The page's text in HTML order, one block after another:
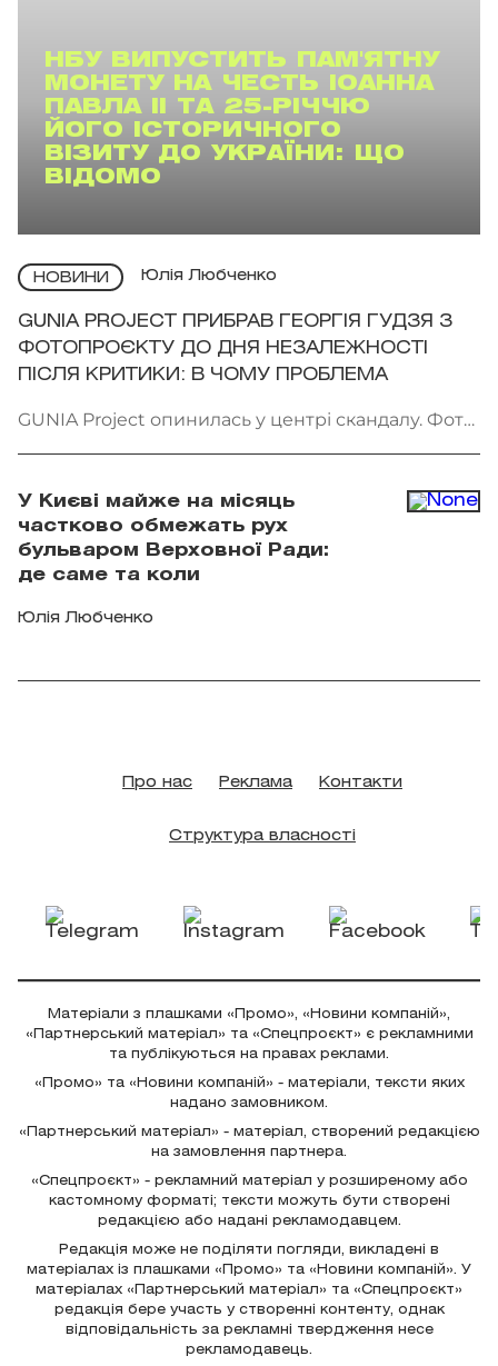
НБУ ВИПУСТИТЬ ПАМ'ЯТНУ
МОНЕТУ НА ЧЕСТЬ ІОАННА
ПАВЛА II ТА 25-РІЧЧЮ
ЙОГО ІСТОРИЧНОГО
ВІЗИТУ ДО УКРАЇНИ: ЩО
ВІДОМО
НОВИНИ Юлія Любченко
GUNIA PROJECT ПРИБРАВ ГЕОРГІЯ ГУДЗЯ З
ФОТОПРОЄКТУ ДО ДНЯ НЕЗАЛЕЖНОСТІ
ПІСЛЯ КРИТИКИ: В ЧОМУ ПРОБЛЕМА
GUNIA Project опинилась у центрі скандалу. Фото:
У Києві майже на місяць
частково обмежать рух
бульваром Верховної Ради:
де саме та коли
Юлія Любченко
Про нас Реклама Контакти
Структура власності
Матеріали з плашками «Промо», «Новини компаній»,
«Партнерський матеріал» та «Спецпроєкт» є рекламними
та публікуються на правах реклами.
«Промо» та «Новини компаній» - матеріали, тексти яких
надано замовником.
«Партнерський матеріал» - матеріал, створений редакцією
на замовлення партнера.
«Спецпроєкт» - рекламний матеріал у розширеному або
кастомному форматі; тексти можуть бути створені
редакцією або надані рекламодавцем.
Редакція може не поділяти погляди, викладені в
матеріалах із плашками «Промо» та «Новини компаній». У
матеріалах «Партнерський матеріал» та «Спецпроєкт»
редакція бере участь у створенні контенту, однак
відповідальність за рекламні твердження несе
рекламодавець.